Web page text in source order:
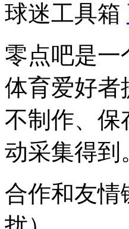
球迷工具箱
零点吧是一
体育爱好者
不制作、保
动采集得到
合作和友情